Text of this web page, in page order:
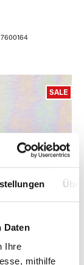
Daten
Ihre
mithilfe
7600164
SALE
iri